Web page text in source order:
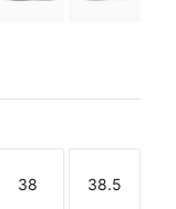
Taille
38
Taille
38.5